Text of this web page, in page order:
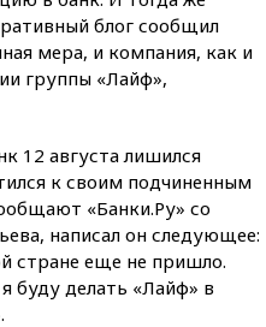
блог сообщил
мера, и компания, как и
группы «Лайф»,
12 августа лишился
к своим подчиненным
«Банки.Ру» со
написал он следующее:
стране еще не пришло.
буду делать «Лайф» в